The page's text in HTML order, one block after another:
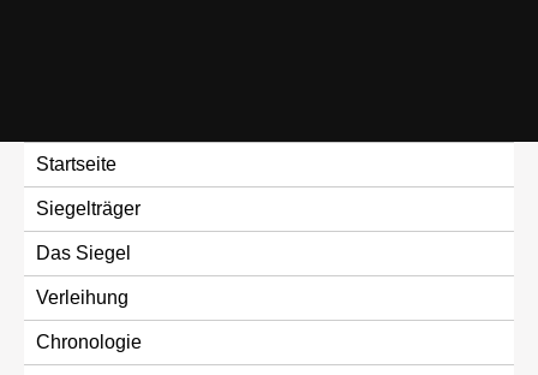
Startseite
Siegelträger
Das Siegel
Verleihung
Chronologie